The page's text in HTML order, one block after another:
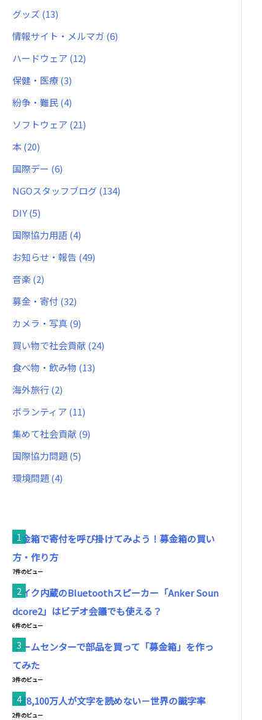
グッズ (13)
情報サイト・メルマガ (6)
ハードウェア (12)
保健・医療(3)
紛争・難民(4)
ソフトウェア (21)
本(20)
国際デー (6)
NGOスタッフブログ(134)
DIY(5)
国際協力用語(4)
お知らせ・報告 (49)
音楽(2)
募金・寄付 (32)
カメラ・写真(9)
買い物で社会貢献 (24)
食べ物・飲み物 (13)
海外旅行(2)
ボランティア (11)
集めて社会貢献 (9)
国際協力問題(5)
環境問題(4)
募金箱で寄付を呼び掛けてみよう！募金箱の買い
方・作り方
7件のビュー
マイク内蔵のBluetoothスピーカー「Anker Soun
dcore2」はビデオ会議でも使える？
6件のビュー
ホームセンターで部品を買って「募金箱」を作っ
てみた
3件のビュー
7億8,100万人が文字を読めない－世界の識字率
2件のビュー